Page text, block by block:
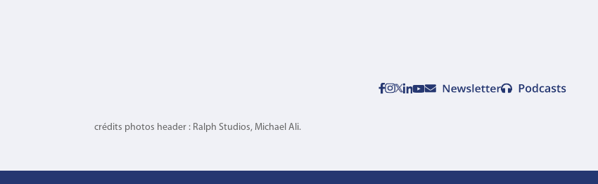
crédits photos header : Ralph Studios, Michael Ali.